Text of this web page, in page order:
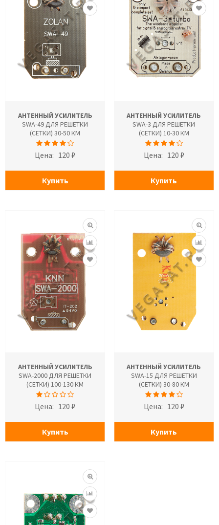
АНТЕННЫЙ УСИЛИТЕЛЬ
SWA-49 ДЛЯ РЕШЕТКИ
(СЕТКИ) 30-50 КМ
Цена: 120 ₽
Купить
АНТЕННЫЙ УСИЛИТЕЛЬ
SWA-3 ДЛЯ РЕШЕТКИ
(СЕТКИ) 10-30 КМ
Цена: 120 ₽
Купить
АНТЕННЫЙ УСИЛИТЕЛЬ
SWA-2000 ДЛЯ РЕШЕТКИ
(СЕТКИ) 100-130 КМ
Цена: 120 ₽
Купить
АНТЕННЫЙ УСИЛИТЕЛЬ
SWA-15 ДЛЯ РЕШЕТКИ
(СЕТКИ) 30-80 КМ
Цена: 120 ₽
Купить